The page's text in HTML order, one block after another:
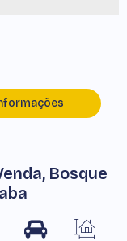
Bosque